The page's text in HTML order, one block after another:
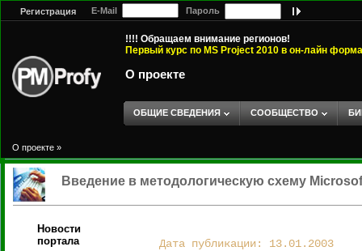
Регистрация E-Mail Пароль
!!!! Обращаем внимание регионов!
Первый курс по MS Project 2010 в он-лайн
О проекте
ОБЩИЕ СВЕДЕНИЯ СООБЩЕСТВО
О проекте »
Введение в методологическую схему
Новости
портала
Дата публикации: 13.01.2003